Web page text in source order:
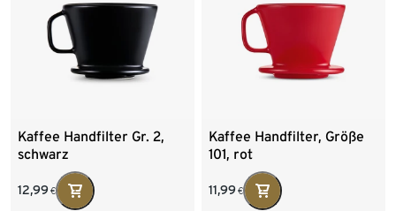
Kaffee Handfilter Gr. 2,
schwarz
12,99 €
Kaffee Handfilter, Größe
101, rot
11,99 €